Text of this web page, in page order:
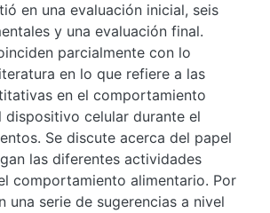
en una evaluación inicial, seis
y una evaluación final.
parcialmente con lo
en lo que refiere a las
en el comportamiento
dispositivo celular durante el
Se discute acerca del papel
las diferentes actividades
comportamiento alimentario. Por
una serie de sugerencias a nivel